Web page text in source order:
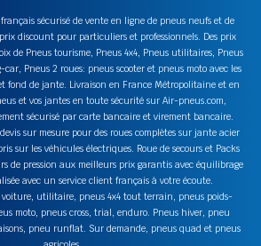
sécurisé de vente en ligne de pneus neufs et de
discount pour particuliers et professionnels. Des prix
de Pneus tourisme, Pneus 4x4, Pneus utilitaires, Pneus
Pneus 2 roues: pneus scooter et pneus moto avec les
fond de jante. Livraison en France Métropolitaine et en
et vos jantes en toute sécurité sur Air-pneus.com,
sécurisé par carte bancaire et virement bancaire.
sur mesure pour des roues complètes sur jante acier
sur les véhicules électriques. Roue de secours et Packs
de pression aux meilleurs prix garantis avec équilibrage
avec un service client français à votre écoute.
voiture, utilitaire, pneus 4x4 tout terrain, pneus poids-
moto, pneus cross, trial, enduro. Pneus hiver, pneu
pneu runflat. Sur demande, pneus quad et pneus